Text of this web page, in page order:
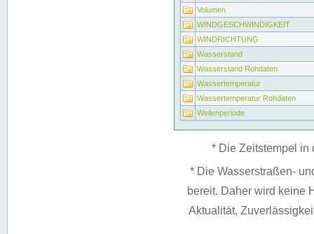
Volumen
WINDGESCHWINDIGKEIT
WINDRICHTUNG
Wasserstand
Wasserstand Rohdaten
Wassertemperatur
Wassertemperatur Rohdaten
Wellenperiode
* Die Zeitstempel in
* Die Wasserstraßen-
bereit. Daher wird keine
Aktualität,